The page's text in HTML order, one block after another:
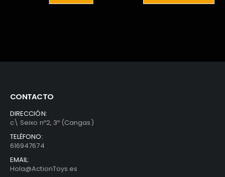
29,95€.9,95€. 36,99€.16,95€.
CONTACTO
DIRECCIÓN:
c\ Seixo nº2, 3º (Cangas)
TELÉFONO:
616947674
EMAIL:
Hola@ActionToys.es